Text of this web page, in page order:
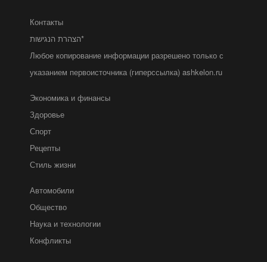
Контакты
הצהרת הנגישות*
Любое копирование информации разрешено только с
указанием первоисточника (гиперссылка) ashkelon.ru
Экономика и финансы
Здоровье
Спорт
Рецепты
Стиль жизни
Автомобили
Общество
Наука и технологии
Конфликты